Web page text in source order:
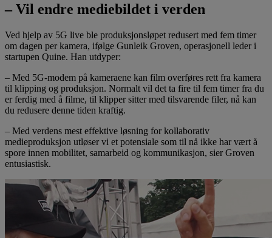
– Vil endre mediebildet i verden
Ved hjelp av 5G live ble produksjonsløpet redusert med fem timer
om dagen per kamera, ifølge Gunleik Groven, operasjonell leder i
startupen Quine. Han utdyper:
– Med 5G-modem på kameraene kan film overføres rett fra kamera
til klipping og produksjon. Normalt vil det ta fire til fem timer fra du
er ferdig med å filme, til klipper sitter med tilsvarende filer, nå kan
du redusere denne tiden kraftig.
– Med verdens mest effektive løsning for kollaborativ
medieproduksjon utløser vi et potensiale som til nå ikke har vært å
spore innen mobilitet, samarbeid og kommunikasjon, sier Groven
entusiastisk.